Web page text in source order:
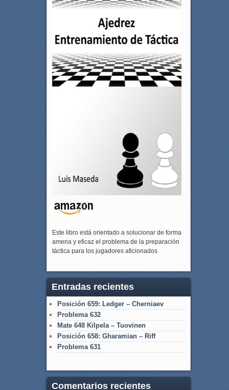
Este libro está orientado a solucionar de forma
amena y eficaz el problema de la preparación
táctica para los jugadores aficionados
Entradas recientes
Posición 659: Ledger – Cherniaev
Problema 632
Mate 648 Kilpela – Tuovinen
Posición 658: Gharamian – Riff
Problema 631
Comentarios recientes